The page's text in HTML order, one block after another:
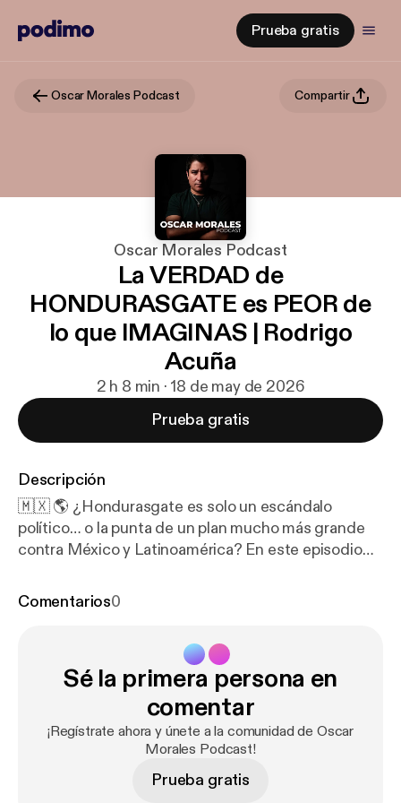
Prueba gratis
Oscar Morales Podcast Compartir
Oscar Morales Podcast
La VERDAD de
HONDURASGATE es PEOR de
lo que IMAGINAS | Rodrigo
Acuña
2 h 8 min · 18 de may de 2026
Prueba gratis
Descripción
🇲🇽 🌎 ¿Hondurasgate es solo un escándalo
político… o la punta de un plan mucho más grande
contra México y Latinoamérica? En este episodio
por qué este caso no debe verse como un hecho
contra gobiernos incómodos para el viejo orden.A lo
largo de la conversación, se analizan los audios de
Honduras, el papel de Juan Orlando Hernández, las
redes políticas, religiosas, mediáticas y
empresariales que operan en torno al caso, y cómo
inversionistas vinculados a proyectos como las
Comentarios0
Sé la primera persona en
comentar
¡Regístrate ahora y únete a la comunidad de Oscar
Morales Podcast!
Prueba gratis